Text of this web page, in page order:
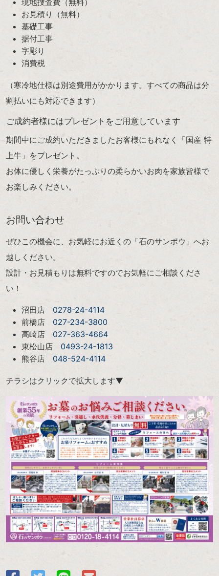
現地捜査費（無料）
お見積り（無料）
基礎工事
据付工事
字彫り
消費税
（寒冷地仕様は別途費用がかかります。すべての商品は分
割払いにも対応できます）
ご成約者様にはプレゼントをご用意しています
期間中にご成約いただきましたお客様にもれなく「国産 特
上牛」をプレゼント。
お体に優しく栄養がたっぷりの柔らかいお肉を家族皆様で
お楽しみください。
お問い合わせ
ぜひこの機会に、お気軽にお近くの「石のサンポウ」へお
越しください。
設計・お見積もりは無料ですのでお気軽にご相談くださ
い！
沼田店 0278-24-4114
前橋店 027-234-3800
高崎店 027-363-4664
東松山店 0493-24-1813
熊谷店 048-524-4114
チラシはクリックで拡大します▼